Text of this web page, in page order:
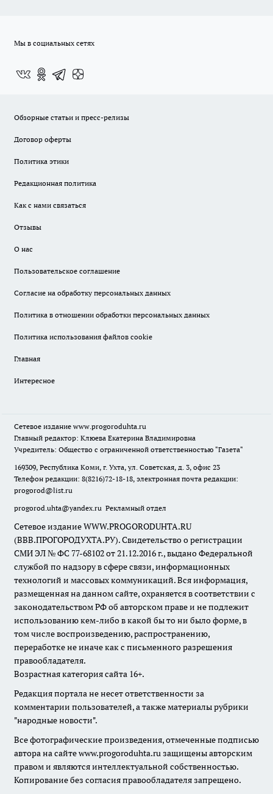
Мы в социальных сетях
Обзорные статьи и пресс-релизы
Договор оферты
Политика этики
Редакционная политика
Как с нами связаться
Отзывы
О нас
Пользовательское соглашение
Согласие на обработку персональных данных
Политика в отношении обработки персональных данных
Политика использования файлов cookie
Главная
Интересное
Сетевое издание www.progoroduhta.ru
Главный редактор: Клюева Екатерина Владимировна
Учредитель: Общество с ограниченной ответственностью "Газета"
169309, Республика Коми, г. Ухта, ул. Советская, д. 3, офис 23
Телефон редакции: 8(8216)72-18-18, электронная почта редакции:
progorod@list.ru
progorod.uhta@yandex.ru Рекламный отдел
Сетевое издание WWW.PROGORODUHTA.RU
(ВВВ.ПРОГОРОДУХТА.РУ). Свидетельство о регистрации
СМИ ЭЛ № ФС 77-68102 от 21.12.2016 г., выдано Федеральной
службой по надзору в сфере связи, информационных
технологий и массовых коммуникаций. Вся информация,
размещенная на данном сайте, охраняется в соответствии с
законодательством РФ об авторском праве и не подлежит
использованию кем-либо в какой бы то ни было форме, в
том числе воспроизведению, распространению,
переработке не иначе как с письменного разрешения
правообладателя.
Возрастная категория сайта 16+.
Редакция портала не несет ответственности за
комментарии пользователей, а также материалы рубрики
"народные новости".
Все фотографические произведения, отмеченные подписью
автора на сайте www.progoroduhta.ru защищены авторским
правом и являются интеллектуальной собственностью.
Копирование без согласия правообладателя запрещено.